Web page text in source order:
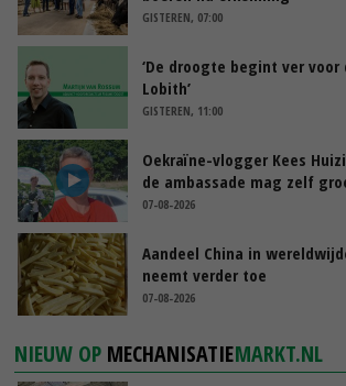
GISTEREN, 07:00
‘De droogte begint ver voor
Lobith’
GISTEREN, 11:00
Oekraïne-vlogger Kees
de ambassade mag zelf
07-08-2026
Aandeel China in
neemt verder toe
07-08-2026
NIEUW OP MECHANISATIEMARKT.NL